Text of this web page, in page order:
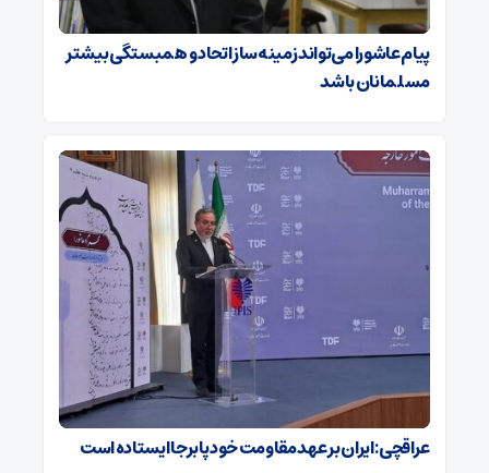
پیام عاشورا می‌تواند زمینه‌ساز اتحاد و همبستگی بیشتر
مسلمانان باشد
عراقچی: ایران بر عهد مقاومت خود پابرجا ایستاده است